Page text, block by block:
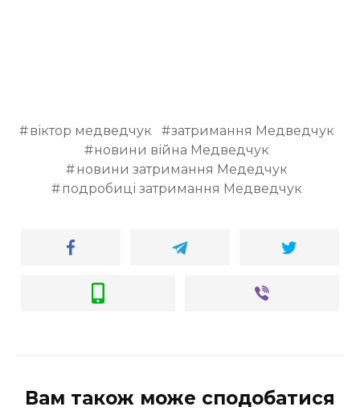
віктор медведчук
затримання Медведчук
новини війна Медведчук
новини затримання Медедчук
подробиці затримання Медведчук
Вам також може сподобатися